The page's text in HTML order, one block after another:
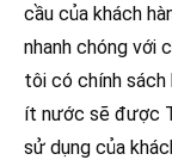
cầu của khách
nhanh chóng với
tôi có chính sách
ít nước sẽ được
sử dụng của